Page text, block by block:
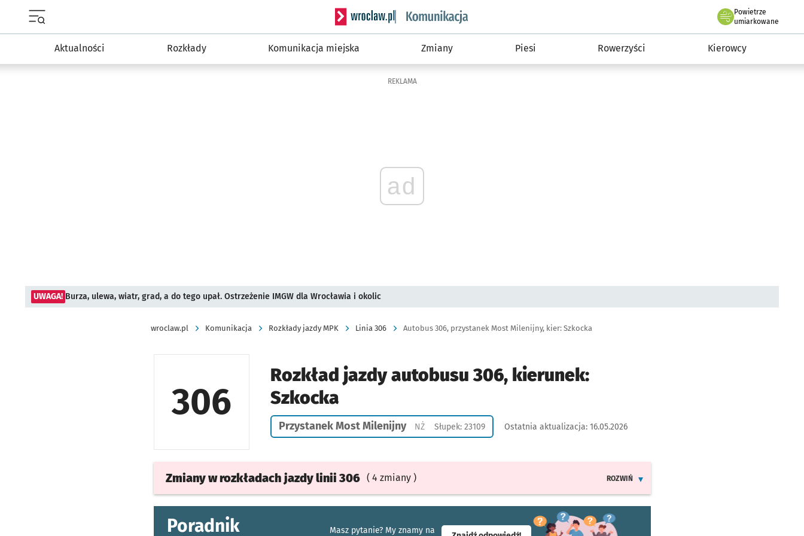
Serwis informacyjny wroclaw.pl podserwis: Komunikacja
Powietrze
we Wrocławiu
umiarkowane
Aktualności Rozkłady Komunikacja miejska Zmiany Piesi Rowerzyści Kierowcy
REKLAMA
ad
UWAGA! Burza, ulewa, wiatr, grad, a do tego upał. Ostrzeżenie IMGW dla Wrocławia i okolic
wroclaw.pl Komunikacja Rozkłady jazdy MPK Linia 306 Autobus 306, przystanek Most Milenijny, kier: Szkocka
306
Rozkład jazdy autobusu 306, kierunek:
Szkocka
Przystanek Most Milenijny NŻPrzystanek na życzenie
Słupek: 23109 Ostatnia aktualizacja: 16.05.2026
Zmiany w rozkładach jazdylinii 306 ( 4 zmiany )
ROZWIŃ
Poradnik
Masz pytanie? My znamy na